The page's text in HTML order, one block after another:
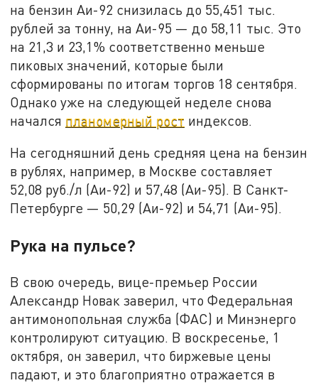
на бензин Аи-92 снизилась до 55,451 тыс.
рублей за тонну, на Аи-95 — до 58,11 тыс. Это
на 21,3 и 23,1% соответственно меньше
пиковых значений, которые были
сформированы по итогам торгов 18 сентября.
Однако уже на следующей неделе снова
начался планомерный рост индексов.
На сегодняшний день средняя цена на бензин
в рублях, например, в Москве составляет
52,08 руб./л (Аи-92) и 57,48 (Аи-95). В Санкт-
Петербурге — 50,29 (Аи-92) и 54,71 (Аи-95).
Рука на пульсе?
В свою очередь, вице-премьер России
Александр Новак заверил, что Федеральная
антимонопольная служба (ФАС) и Минэнерго
контролируют ситуацию. В воскресенье, 1
октября, он заверил, что биржевые цены
падают, и это благоприятно отражается в